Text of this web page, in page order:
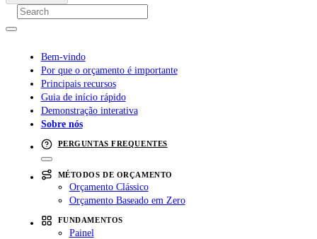
Bem-vindo
Por que o orçamento é importante
Principais recursos
Guia de início rápido
Demonstração interativa
Sobre nós
PERGUNTAS FREQUENTES
MÉTODOS DE ORÇAMENTO
Orçamento Clássico
Orçamento Baseado em Zero
FUNDAMENTOS
Painel